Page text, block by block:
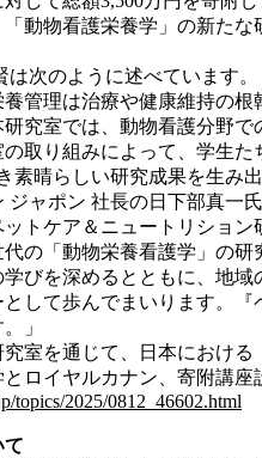
動物看護栄養学」の新た
次のように述べています。
養管理は治療や健康維持の
究室では、動物看護分野
取り組みによって、学生
素晴らしい研究成果を生み
ジャポン 社長の日下部真一
ットケア＆ニュートリショ
の「動物栄養看護学」の
びを深めるとともに、地
して歩んでまいります。
」
室を通じて、日本におけ
ロイヤルカナン、寄附講
topics/2025/0812_46602.html
て